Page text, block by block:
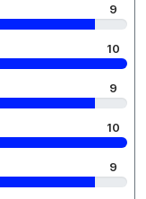
9
10
9
10
9